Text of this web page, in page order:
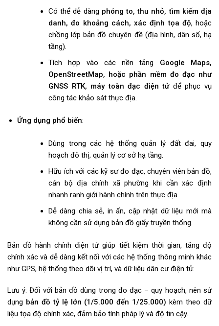
Có thể dễ dàng phóng to, thu nhỏ, tìm kiếm địa
danh, đo khoảng cách, xác định tọa độ, hoặc
chồng lớp bản đồ chuyên đề (địa hình, dân số, hạ
tầng).
Tích hợp vào các nền tảng Google Maps,
OpenStreetMap, hoặc phần mềm đo đạc như
GNSS RTK, máy toàn đạc điện tửđể phục vụ
công tác khảo sát thực địa.
Ứng dụng phổ biến:
Dùng trong các hệ thống quản lý đất đai, quy
hoạch đô thị, quản lý cơ sở hạ tầng.
Hữu ích với các kỹ sư đo đạc, chuyên viên bản đồ,
cán bộ địa chính xã phường khi cần xác định
nhanh ranh giới hành chính trên thực địa.
Dễ dàng chia sẻ, in ấn, cập nhật dữ liệu mới mà
không cần sử dụng bản đồ giấy truyền thống.
Bản đồ hành chính điện tử giúp tiết kiệm thời gian, tăng độ
chính xác và dễ dàng kết nối với các hệ thống thông minh khác
như GPS, hệ thống theo dõi vị trí, và dữ liệu dân cư điện tử.
Lưu ý: Đối với bản đồ dùng trong đo đạc – quy hoạch, nên sử
dụng bản đồ tỷ lệ lớn (1/5.000 đến 1/25.000) kèm theo dữ
liệu tọa độ chính xác, đảm bảo tính pháp lý và độ tin cậy.